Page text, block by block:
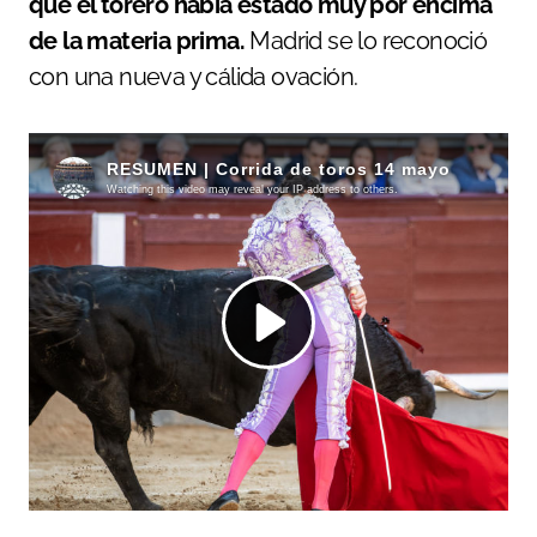
de la materia prima. Madrid se lo reconoció
con una nueva y cálida ovación.